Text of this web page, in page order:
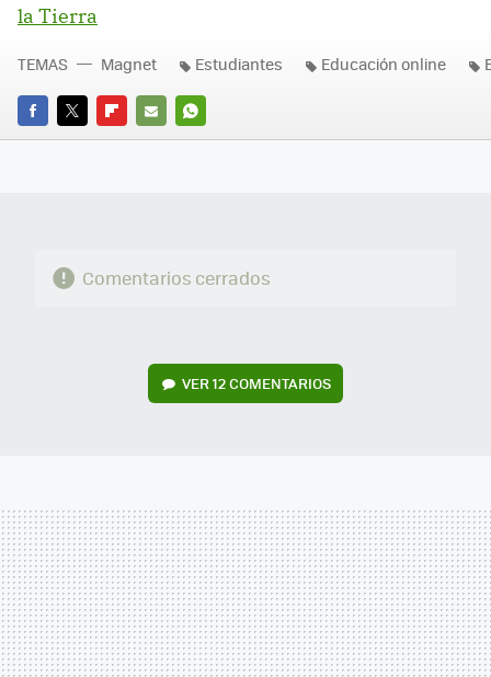
la Tierra
FACEBOOK
TWITTERFLIPBOARD
E-
WHATSAPP
TEMAS Magnet Estudiantes Educación online
Comentarios cerrados
VER 12 COMENTARIOS